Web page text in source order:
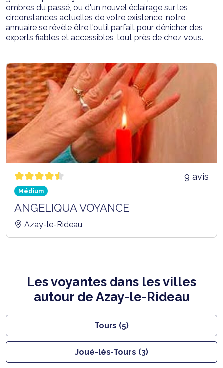
ombres du passé, ou d'un nouvel éclairage sur les
circonstances actuelles de votre existence, notre
annuaire se révèle être l'outil parfait pour dénicher des
experts fiables et accessibles, tout près de chez vous.
9 avis
Médium
ANGELIQUA VOYANCE
Azay-le-Rideau
Les voyantes dans les villes
autour de Azay-le-Rideau
Tours (5)
Joué-lès-Tours (3)